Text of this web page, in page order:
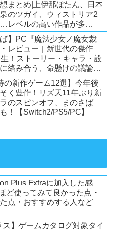
まとめ|上伊那ぼたん、日本
のツガイ、ウィストリア2
レベルの高い作品が多
ば】PC『魔法少女ノ魔女裁
レビュー｜新世代の傑作
！ストーリー・キャラ・設
絡み合う、命懸けの議論ミ
PC/Switch】
の新作ゲーム12選】今年後
く豊作！リズ天11年ぶり新
のスピンオフ、まのさば
！【Switch2/PS5/PC】
Plus Extraに加入した感
ど使ってみて良かった点・
点・おすすめする人など
ス】ゲームカタログ対象タイ